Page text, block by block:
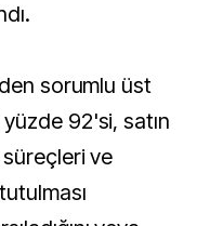
sorumlu üst
92'si, satın
ve